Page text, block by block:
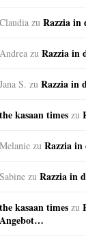
Claudia zu Razzia in
Andrea zu Razzia in
Jana S. zu Razzia in
the kasaan times zu
Melanie zu Razzia in
Sabine zu Razzia in
the kasaan times zu
Angebot…